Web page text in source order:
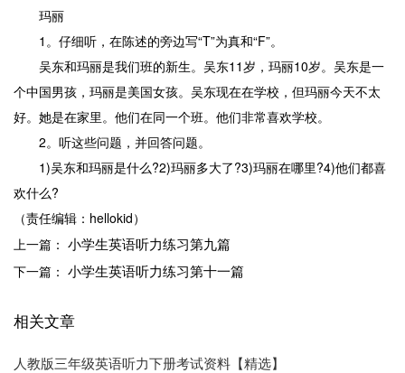
玛丽
1。仔细听，在陈述的旁边写“T”为真和“F”。
吴东和玛丽是我们班的新生。吴东11岁，玛丽10岁。吴东是一
个中国男孩，玛丽是美国女孩。吴东现在在学校，但玛丽今天不太
好。她是在家里。他们在同一个班。他们非常喜欢学校。
2。听这些问题，并回答问题。
1)吴东和玛丽是什么?2)玛丽多大了?3)玛丽在哪里?4)他们都喜
欢什么?
（责任编辑：hellokid）
上一篇： 小学生英语听力练习第九篇
下一篇： 小学生英语听力练习第十一篇
相关文章
人教版三年级英语听力下册考试资料【精选】